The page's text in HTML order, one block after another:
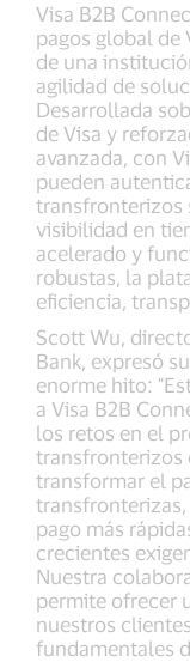
Visa B2B
pagos global de
de una
agilidad de
Desarrollada
de Visa y
avanzada, con
pueden
transfronterizos
visibilidad en
acelerado y
robustas, la
eficiencia,
Scott Wu,
Bank, expresó
enorme hito:
a Visa B2B
los retos en el
transfronterizos
transformar el
pago más
crecientes
Nuestra
permite ofrecer
nuestros
fundamentales